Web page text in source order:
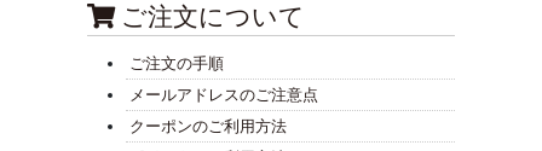
ご注文について
ご注文の手順
メールアドレスのご注意点
クーポンのご利用方法